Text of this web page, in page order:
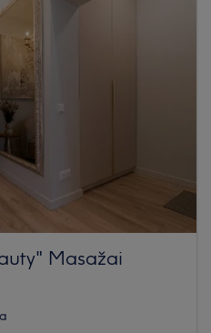
Masažai